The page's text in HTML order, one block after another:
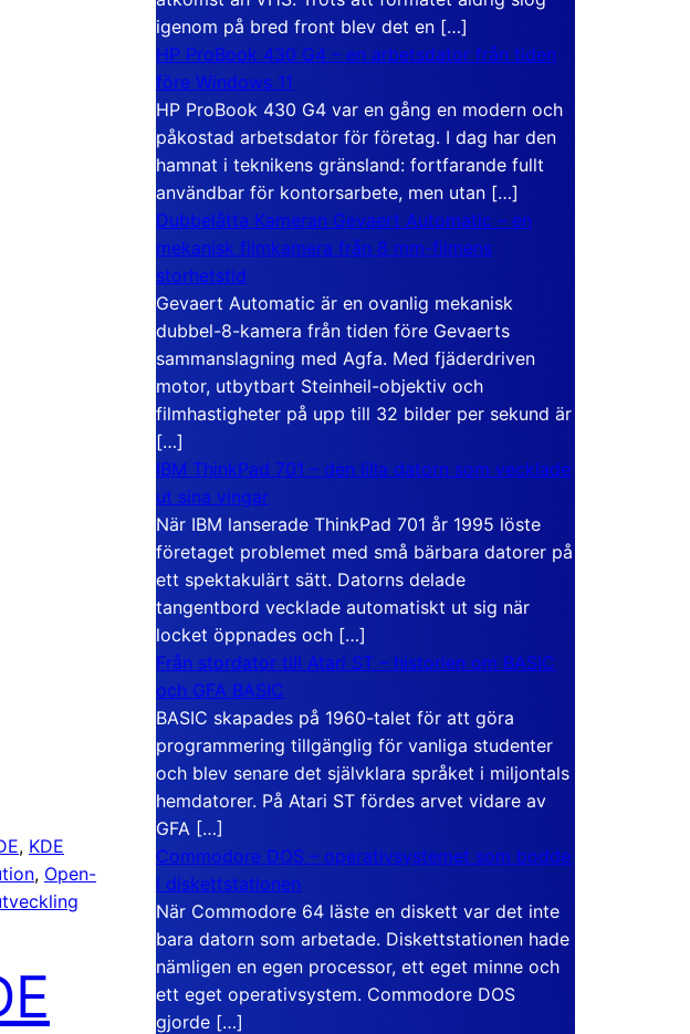
, KDE
, Open-
igenom på bred front blev det en […]
HP ProBook 430 G4 – en arbetsdator från tiden
före Windows 11
HP ProBook 430 G4 var en gång en modern och
påkostad arbetsdator för företag. I dag har den
hamnat i teknikens gränsland: fortfarande fullt
användbar för kontorsarbete, men utan […]
Dubbelåtta Kameran Gevaert Automatic – en
mekanisk filmkamera från 8 mm-filmens
storhetstid
Gevaert Automatic är en ovanlig mekanisk
dubbel-8-kamera från tiden före Gevaerts
sammanslagning med Agfa. Med fjäderdriven
motor, utbytbart Steinheil-objektiv och
filmhastigheter på upp till 32 bilder per sekund är
[…]
IBM ThinkPad 701 – den lilla datorn som vecklade
ut sina vingar
När IBM lanserade ThinkPad 701 år 1995 löste
företaget problemet med små bärbara datorer på
ett spektakulärt sätt. Datorns delade
tangentbord vecklade automatiskt ut sig när
locket öppnades och […]
Från stordator till Atari ST – historien om BASIC
och GFA BASIC
BASIC skapades på 1960-talet för att göra
programmering tillgänglig för vanliga studenter
och blev senare det självklara språket i miljontals
hemdatorer. På Atari ST fördes arvet vidare av
GFA […]
Commodore DOS – operativsystemet som bodde
i diskettstationen
När Commodore 64 läste en diskett var det inte
bara datorn som arbetade. Diskettstationen hade
nämligen en egen processor, ett eget minne och
ett eget operativsystem. Commodore DOS
gjorde […]